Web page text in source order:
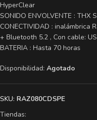
HyperClear
SONIDO ENVOLVENTE : THX
CONECTIVIDAD : inalámbrica
+ Bluetooth 5.2 , Con cable:
BATERIA : Hasta 70 horas
Disponibilidad: Agotado
SKU: RAZ080CDSPE
Tiendas: